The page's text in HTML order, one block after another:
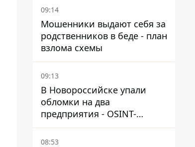
09:14
Мошенники выдают себя за
родственников в беде - план
взлома схемы
09:13
В Новороссийске упали
обломки на два
предприятия - OSINT-
каналы предполагают удар
по порту
08:53